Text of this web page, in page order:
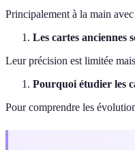
Principalement à la main
Les cartes anciennes
Leur précision est limitée
Pourquoi étudier les
Pour comprendre les